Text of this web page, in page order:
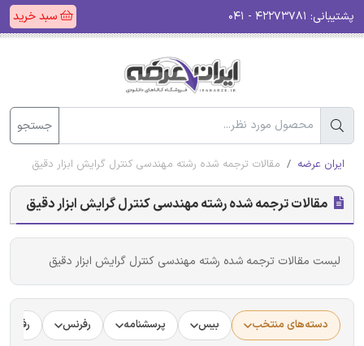
پشتیبانی: سبد خرید
جستجو
ایران عرضه مقالات ترجمه شده رشته مهندسی کنترل گرایش ابزار دقیق
مقالات ترجمه شده رشته مهندسی کنترل گرایش ابزار دقیق
لیست مقالات ترجمه شده رشته مهندسی کنترل گرایش ابزار دقیق
دسته‌های منتخب بیس پرسشنامه رفرنس